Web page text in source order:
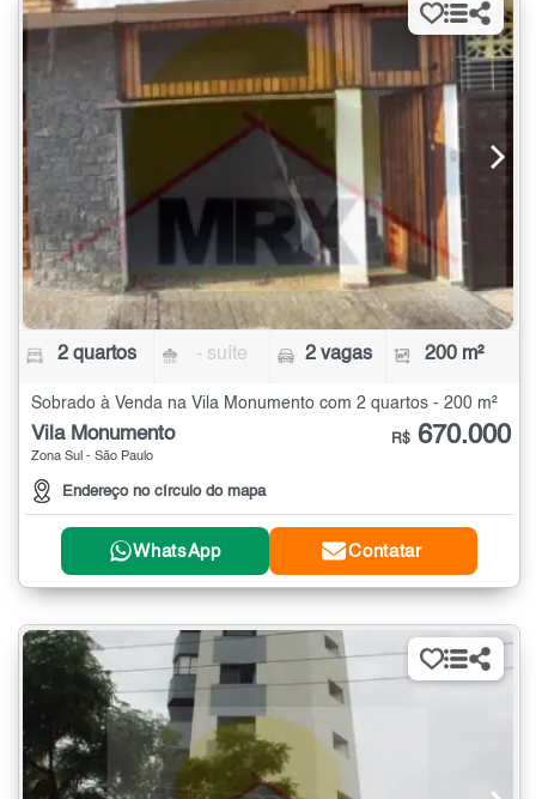
2 quartos - suíte 2 vagas 200 m²
Sobrado à Venda na Vila Monumento com 2 quartos - 200 m²
Vila Monumento
Zona Sul - São Paulo
Endereço no círculo do mapa
R$ 670.000
WhatsApp Contatar